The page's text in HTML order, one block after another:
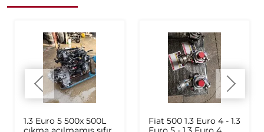
1.3 Euro 5 500x 500L
Fiat 500 1.3 Euro 4 - 1.3